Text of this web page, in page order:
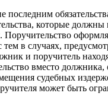
последним
которые
в случаях,
и поручитель
вместо
судебных
может быть